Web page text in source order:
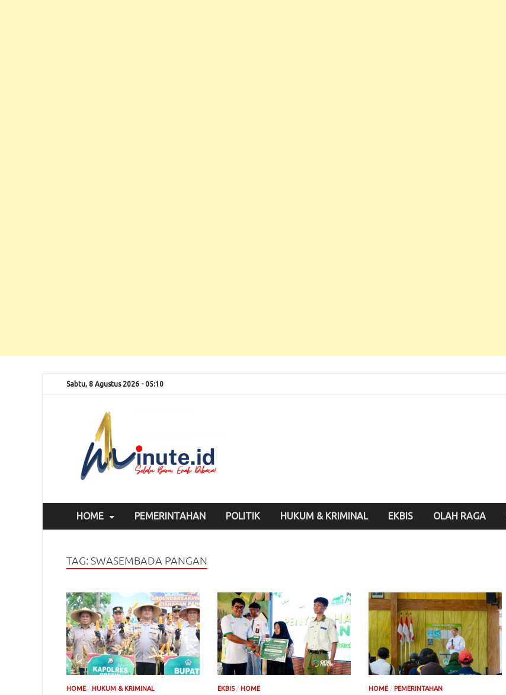
Sabtu, 8 Agustus 2026 - 05:10
HOME PEMERINTAHAN POLITIK HUKUM & KRIMINAL EKBIS OLAH RAGA
TAG: SWASEMBADA PANGAN
HOME / HUKUM & KRIMINAL EKBIS/ HOME HOME / PEMERINTAHAN